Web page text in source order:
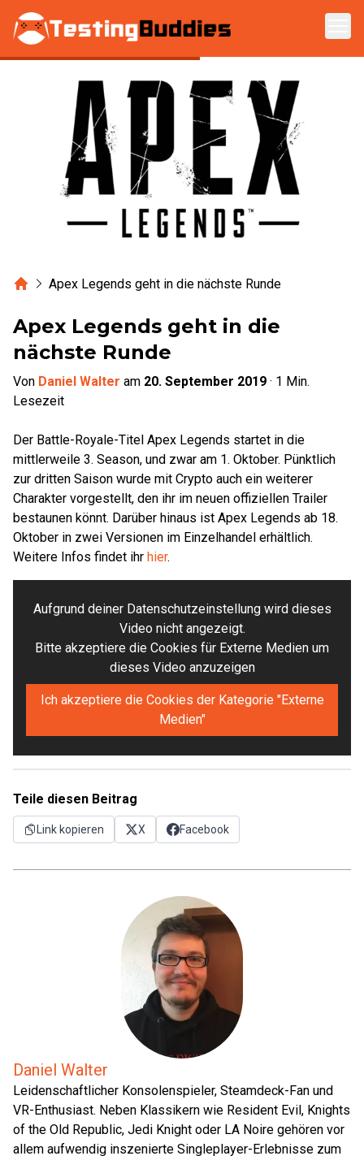
Zum Hauptinhalt springen
HomeApex Legends geht in die nächste Runde
Apex Legends geht in die
nächste Runde
Von Daniel Walter am 20. September 2019 · 1 Min.
Lesezeit
Der Battle-Royale-Titel Apex Legends startet in die
mittlerweile 3. Season, und zwar am 1. Oktober. Pünktlich
zur dritten Saison wurde mit Crypto auch ein weiterer
Charakter vorgestellt, den ihr im neuen offiziellen Trailer
bestaunen könnt. Darüber hinaus ist Apex Legends ab 18.
Oktober in zwei Versionen im Einzelhandel erhältlich.
Weitere Infos findet ihr hier.
Aufgrund deiner Datenschutzeinstellung wird dieses
Video nicht angezeigt.
Bitte akzeptiere die Cookies für Externe Medien um
dieses Video anzuzeigen
Ich akzeptiere die Cookies der Kategorie "Externe
Medien"
Teile diesen Beitrag
Link kopieren X Facebook
Daniel Walter
Leidenschaftlicher Konsolenspieler, Steamdeck-Fan und
VR-Enthusiast. Neben Klassikern wie Resident Evil, Knights
of the Old Republic, Jedi Knight oder LA Noire gehören vor
allem aufwendig inszenierte Singleplayer-Erlebnisse zum